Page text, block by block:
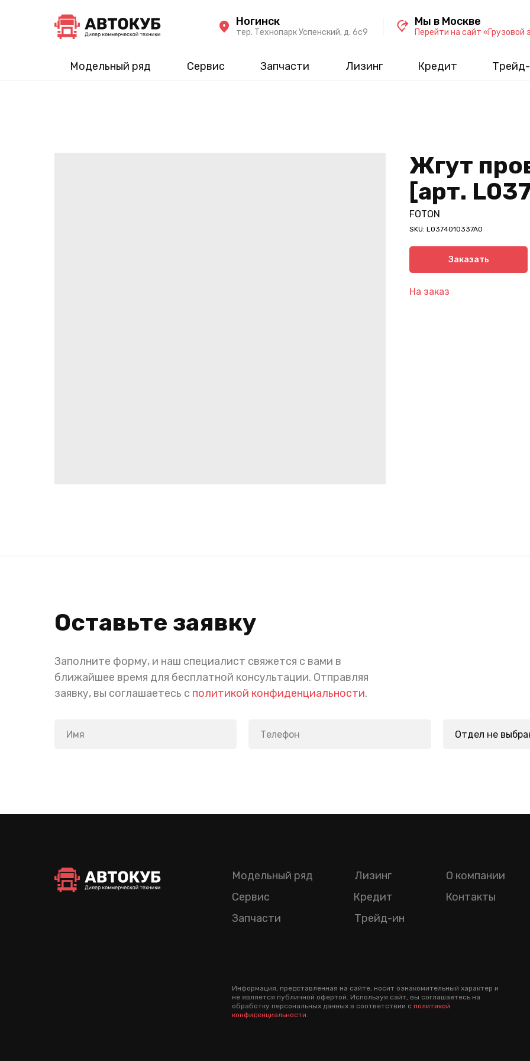
Модельный ряд Сервис Запчасти Лизинг Кредит
тер. Технопарк Успенский, д. 6c9
Ногинск
Перейти на сайт «Грузовой
Мы в Москве
Жгут
[арт.
FOTON
SKU: L0374010337A0
Заказать
На заказ
Оставьте заявку
Заполните форму, и наш специалист свяжется с вами в
ближайшее время для бесплатной консультации. Отправляя
заявку, вы соглашаетесь с политикой конфиденциальности.
Лизинг
Кредит
Трейд-ин
Модельный ряд
Сервис
Запчасти
О компании
Контакты
Информация, представленная на сайте, носит ознакомительный характер и
не является публичной офертой. Используя сайт, вы соглашаетесь на
обработку персональных данных в соответствии с политикой
конфиденциальности.